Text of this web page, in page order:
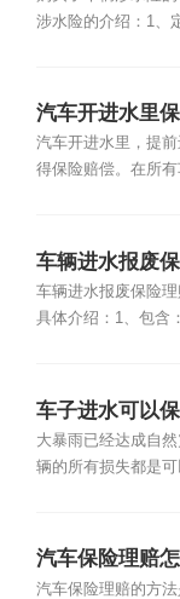
涉水险的介绍：1、
汽车开进水里
汽车开进水里，提
得保险赔偿。在所
车辆进水报废
车辆进水报废保险
具体介绍：1、包含
车子进水可以
大暴雨已经达成自
辆的所有损失都是
汽车保险理赔
汽车保险理赔的方